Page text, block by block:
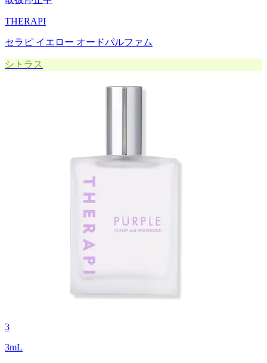
THERAPI
セラピ イエロー オードパルファム
シトラス
3
3mL